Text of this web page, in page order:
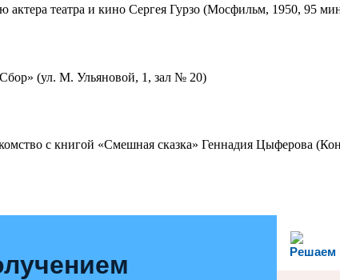
театра и кино Сергея Гурзо (Мосфильм, 1950, 95
(ул. М. Ульяновой, 1, зал № 20)
с книгой «Смешная сказка» Геннадия Цыферова
Решаем